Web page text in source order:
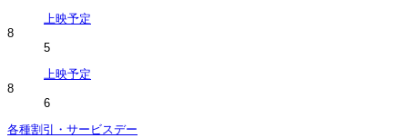
上映予定
8
5
上映予定
8
6
各種割引・サービスデー